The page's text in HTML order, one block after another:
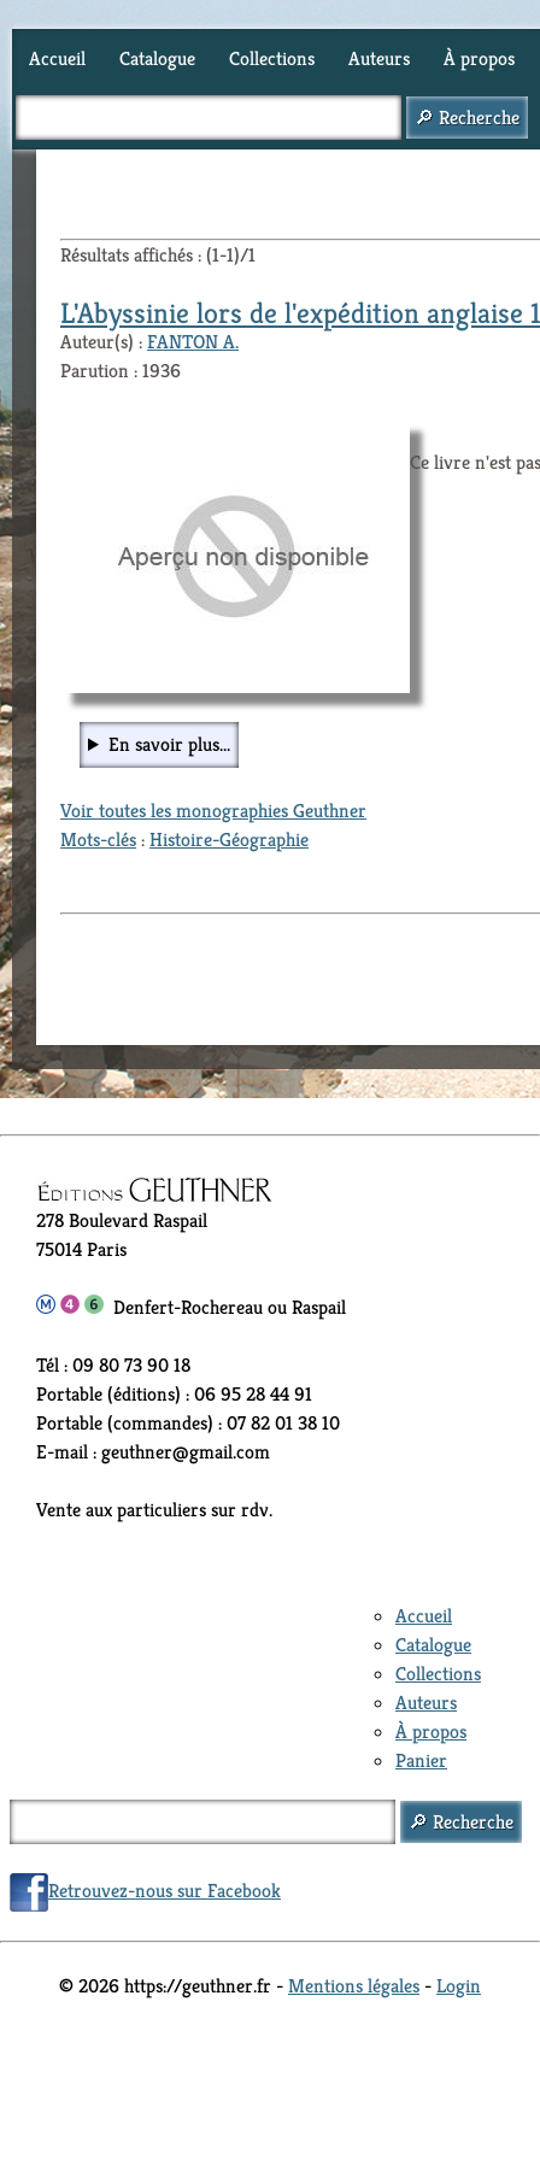
Accueil Catalogue Collections Auteurs À propos
Résultats affichés : (1-1)/1
L'Abyssinie lors de l'expédition anglaise
Auteur(s) :FANTON A.
Parution : 1936
Ce livre n'est
En savoir plus...
Voir toutes les monographies Geuthner
Mots-clés:Histoire-Géographie
278 Boulevard Raspail
75014 Paris
Denfert-Rochereau ou Raspail
Tél : 09 80 73 90 18
Portable (éditions) : 06 95 28 44 91
Portable (commandes) : 07 82 01 38 10
E-mail : geuthner@gmail.com
Vente aux particuliers sur rdv.
Accueil
Catalogue
Collections
Auteurs
À propos
Panier
Retrouvez-nous sur Facebook
© 2026 https://geuthner.fr -Mentions légales -Login